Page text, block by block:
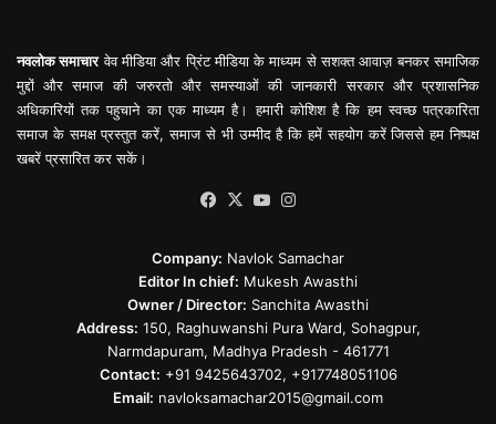
नवलोक समाचारवेव मीडिया और प्रिंट मीडिया के माध्यम से सशक्त आवाज़ बनकर समाजिक
मुद्दों और समाज की जरुरतो और समस्याओं की जानकारी सरकार और प्रशासनिक
अधिकारियों तक पहुचाने का एक माध्यम है। हमारी कोशिश है कि हम स्वच्छ पत्रकारिता
समाज के समक्ष प्रस्तुत करें, समाज से भी उम्मीद है कि हमें सहयोग करें जिससे हम निष्पक्ष
खबरें प्रसारित कर सकें।
Facebook
X YouTube
Company: Navlok Samachar
Editor In chief: Mukesh Awasthi
Owner / Director: Sanchita Awasthi
Address: 150, Raghuwanshi Pura Ward, Sohagpur,
Narmdapuram, Madhya Pradesh - 461771
Contact: +91 9425643702, +917748051106
Email: navloksamachar2015@gmail.com